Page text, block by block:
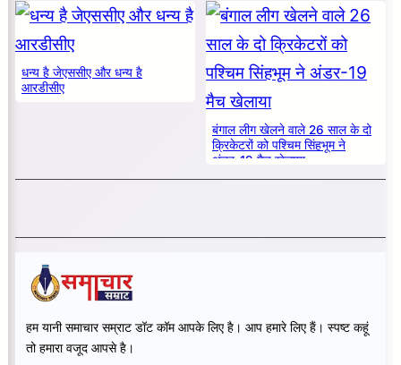
धन्य है जेएससीए और धन्य है
आरडीसीए
बंगाल लीग खेलने वाले 26 साल के दो
क्रिकेटरों को पश्चिम सिंहभूम ने
अंडर-19 मैच खेलाया
हम यानी समाचार सम्राट डॉट कॉम आपके लिए है। आप हमारे लिए हैं। स्पष्ट कहूं
तो हमारा वजूद आपसे है।